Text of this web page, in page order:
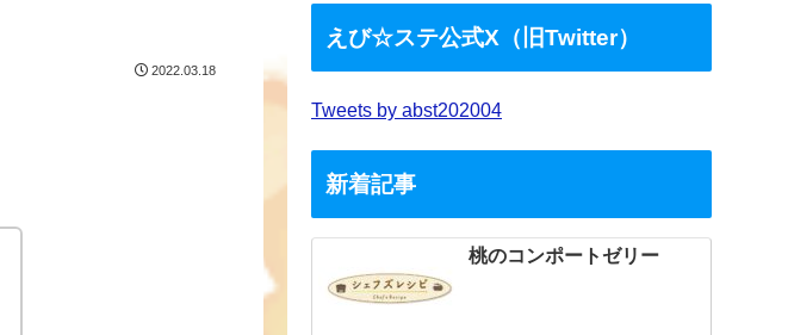
2022.03.18
えび☆ステ公式X（旧Twitter）
Tweets by abst202004
新着記事
桃のコンポートゼリー